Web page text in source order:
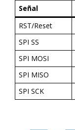
Señal
RST/Reset
SPI SS
SPI MOSI
SPI MISO
SPI SCK